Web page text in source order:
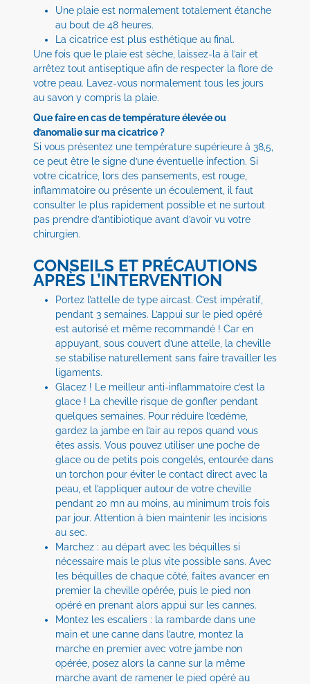
Une plaie est normalement totalement étanche
au bout de 48 heures.
La cicatrice est plus esthétique au final.
Une fois que le plaie est sèche, laissez-la à l’air et
arrêtez tout antiseptique afin de respecter la flore de
votre peau. Lavez-vous normalement tous les jours
au savon y compris la plaie.
Que faire en cas de température élevée ou
d’anomalie sur ma cicatrice ?
Si vous présentez une température supérieure à 38,5,
ce peut être le signe d’une éventuelle infection. Si
votre cicatrice, lors des pansements, est rouge,
inflammatoire ou présente un écoulement, il faut
consulter le plus rapidement possible et ne surtout
pas prendre d’antibiotique avant d’avoir vu votre
chirurgien.
CONSEILS ET PRÉCAUTIONS
APRÈS L’INTERVENTION
Portez l’attelle de type aircast. C’est impératif,
pendant 3 semaines. L’appui sur le pied opéré
est autorisé et même recommandé ! Car en
appuyant, sous couvert d’une attelle, la cheville
se stabilise naturellement sans faire travailler les
ligaments.
Glacez ! Le meilleur anti-inflammatoire c’est la
glace ! La cheville risque de gonfler pendant
quelques semaines. Pour réduire l’œdème,
gardez la jambe en l’air au repos quand vous
êtes assis. Vous pouvez utiliser une poche de
glace ou de petits pois congelés, entourée dans
un torchon pour éviter le contact direct avec la
peau, et l’appliquer autour de votre cheville
pendant 20 mn au moins, au minimum trois fois
par jour. Attention à bien maintenir les incisions
au sec.
Marchez : au départ avec les béquilles si
nécessaire mais le plus vite possible sans. Avec
les béquilles de chaque côté, faites avancer en
premier la cheville opérée, puis le pied non
opéré en prenant alors appui sur les cannes.
Montez les escaliers : la rambarde dans une
main et une canne dans l’autre, montez la
marche en premier avec votre jambe non
opérée, posez alors la canne sur la même
marche avant de ramener le pied opéré au